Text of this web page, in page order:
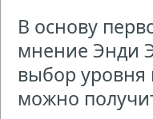
В основу
мнение Энди
выбор уровня
можно